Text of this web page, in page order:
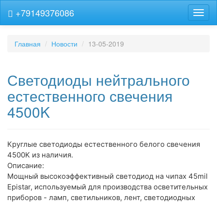
+79149376086
Главная Новости 13-05-2019
Светодиоды нейтрального
естественного свечения
4500K
Круглые светодиоды естественного белого свечения
4500K из наличия.
Описание:
Мощный высокоэффективный светодиод на чипах 45mil
Epistar, используемый для производства осветительных
приборов - ламп, светильников, лент, светодиодных